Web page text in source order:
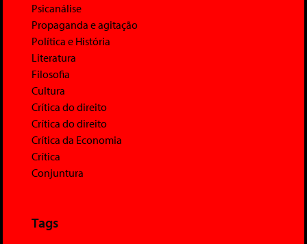
Psicanálise
Propaganda e agitação
Política e História
Literatura
Filosofia
Cultura
Crítica do direito
Crítica do direito
Crítica da Economia
Crítica
Conjuntura
Tags